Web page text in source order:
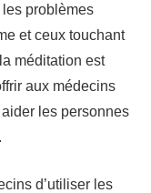
problèmes
et ceux touchant
méditation est
aux médecins
les personnes
d’utiliser les